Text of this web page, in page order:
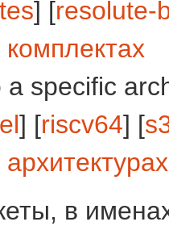
] [resolute-
комплектах
a specific
] [riscv64] [
архитектурах
в